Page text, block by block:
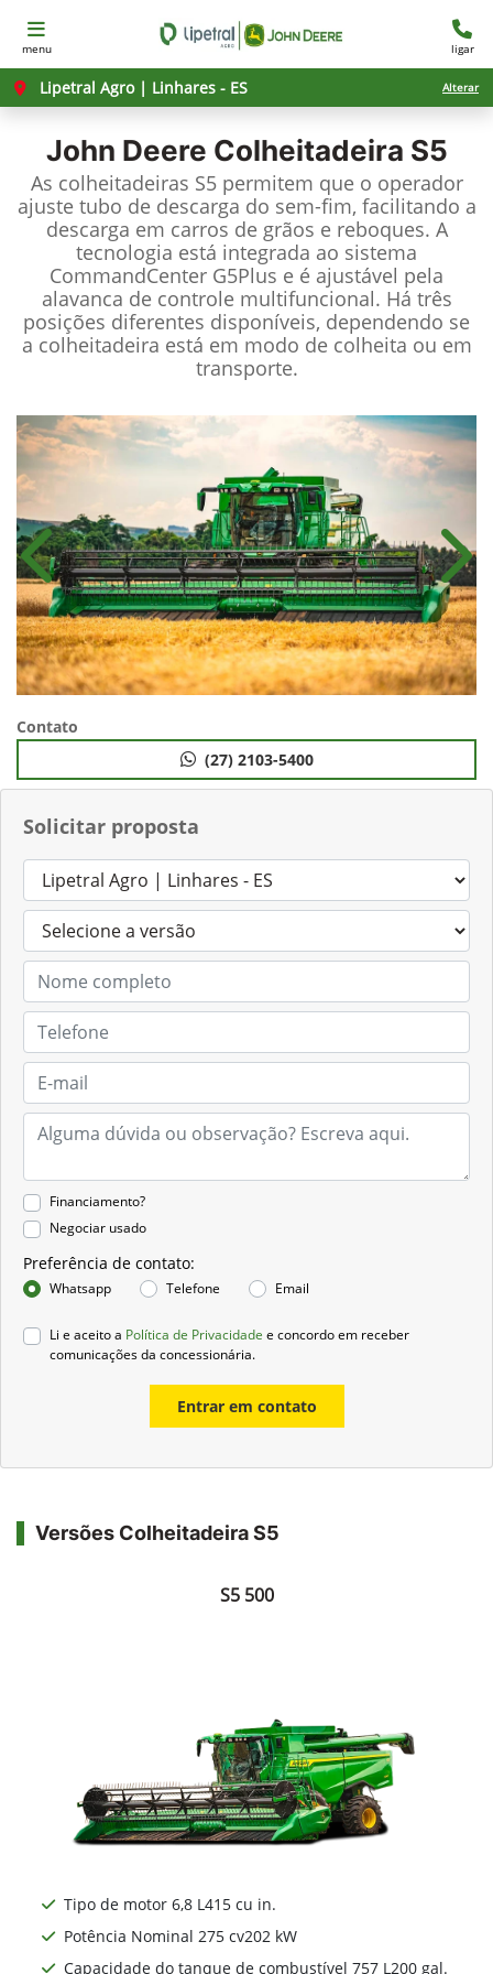
menu ligar
Lipetral Agro | Linhares - ES Alterar
John Deere Colheitadeira S5
As colheitadeiras S5 permitem que o operador
ajuste tubo de descarga do sem-fim, facilitando a
descarga em carros de grãos e reboques. A
tecnologia está integrada ao sistema
CommandCenter G5Plus e é ajustável pela
alavanca de controle multifuncional. Há três
posições diferentes disponíveis, dependendo se
a colheitadeira está em modo de colheita ou em
transporte.
Solicitar proposta
Financiamento?
Negociar usado
Preferência de contato:
Whatsapp Telefone Email
Li e aceito a Política de Privacidade e concordo em receber
comunicações da concessionária.
Entrar em contato
Anterior
Contato
(27) 2103-5400
Versões Colheitadeira S5
S5 500
Tipo de motor 6,8 L415 cu in.
Potência Nominal 275 cv202 kW
Capacidade do tanque de combustível 757 L200 gal.